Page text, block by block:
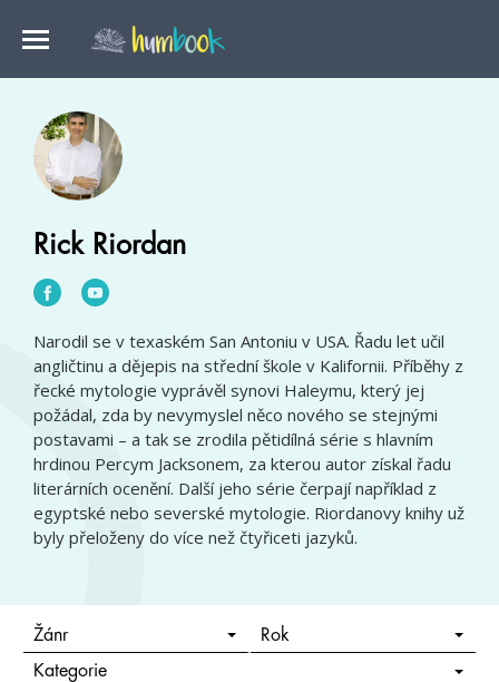
Rick Riordan
Narodil se v texaském San Antoniu v USA. Řadu let učil
angličtinu a dějepis na střední škole v Kalifornii. Příběhy z
řecké mytologie vyprávěl synovi Haleymu, který jej
požádal, zda by nevymyslel něco nového se stejnými
postavami – a tak se zrodila pětidílná série s hlavním
hrdinou Percym Jacksonem, za kterou autor získal řadu
literárních ocenění. Další jeho série čerpají například z
egyptské nebo severské mytologie. Riordanovy knihy už
byly přeloženy do více než čtyřiceti jazyků.
Žánr Rok
Kategorie